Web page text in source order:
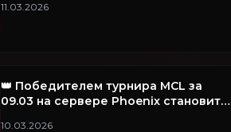
11.03.2026
👑 Победителем турнира MCL за
09.03 на сервере Phoenix становится
10.03.2026